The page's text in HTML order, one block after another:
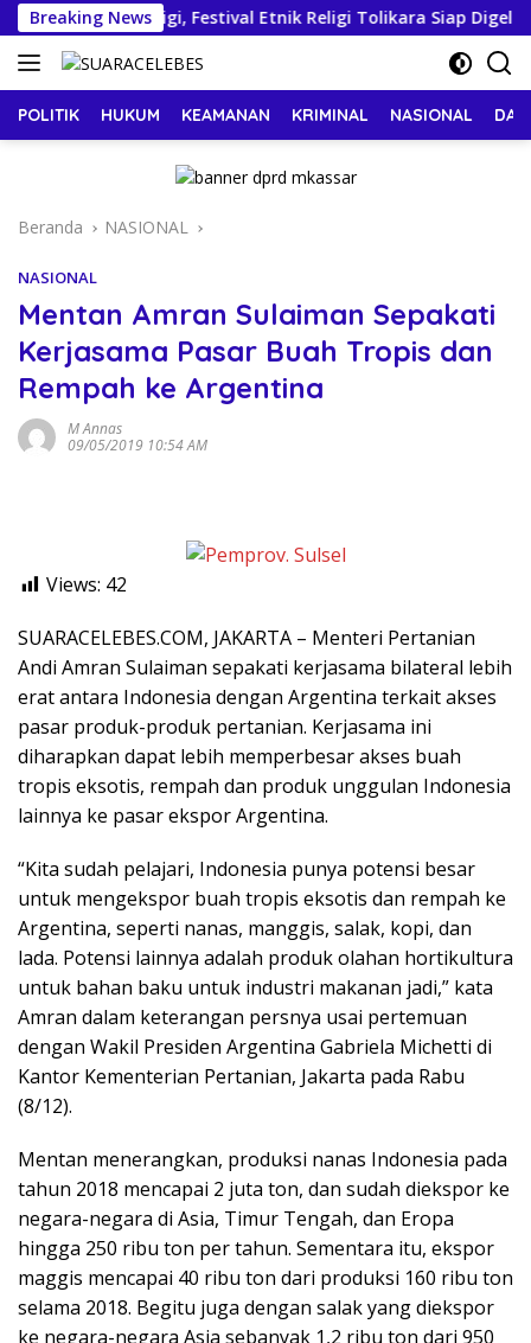
Langsung
ke
konten
Breaking News
Bumi Nawi Arigi, Festival Etnik Religi Tolikara Siap Digelar
POLITIK HUKUM KEAMANAN KRIMINAL NASIONAL
Beranda NASIONAL
NASIONAL
Mentan Amran Sulaiman Sepakati
Kerjasama Pasar Buah Tropis dan
Rempah ke Argentina
M Annas
09/05/2019 10:54 AM
Views: 42
SUARACELEBES.COM, JAKARTA – Menteri Pertanian
Andi Amran Sulaiman sepakati kerjasama bilateral lebih
erat antara Indonesia dengan Argentina terkait akses
pasar produk-produk pertanian. Kerjasama ini
diharapkan dapat lebih memperbesar akses buah
tropis eksotis, rempah dan produk unggulan Indonesia
lainnya ke pasar ekspor Argentina.
“Kita sudah pelajari, Indonesia punya potensi besar
untuk mengekspor buah tropis eksotis dan rempah ke
Argentina, seperti nanas, manggis, salak, kopi, dan
lada. Potensi lainnya adalah produk olahan hortikultura
untuk bahan baku untuk industri makanan jadi,” kata
Amran dalam keterangan persnya usai pertemuan
dengan Wakil Presiden Argentina Gabriela Michetti di
Kantor Kementerian Pertanian, Jakarta pada Rabu
(8/12).
Mentan menerangkan, produksi nanas Indonesia pada
tahun 2018 mencapai 2 juta ton, dan sudah diekspor ke
negara-negara di Asia, Timur Tengah, dan Eropa
hingga 250 ribu ton per tahun. Sementara itu, ekspor
maggis mencapai 40 ribu ton dari produksi 160 ribu ton
selama 2018. Begitu juga dengan salak yang diekspor
ke negara-negara Asia sebanyak 1,2 ribu ton dari 950